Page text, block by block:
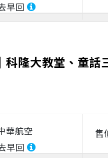
早回
科隆大教堂、童話
華航空
早回
售